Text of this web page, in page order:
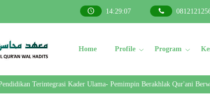
14:29:08
Home Profile Program
Terintegrasi Kader Ulama- Pemimpin Berakhlak Qur'ani